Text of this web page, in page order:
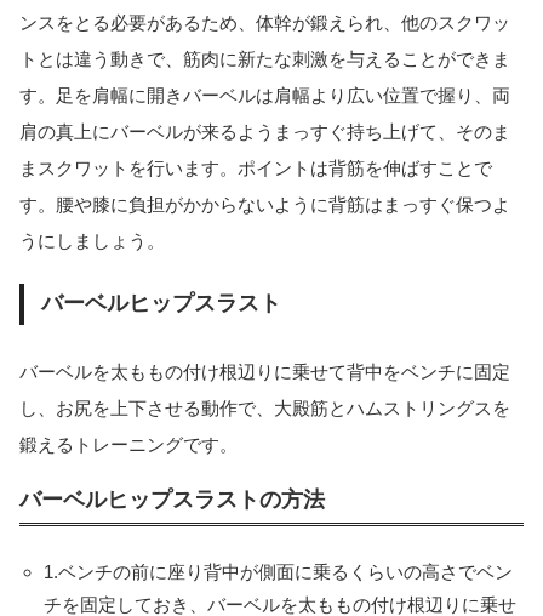
ンスをとる必要があるため、体幹が鍛えられ、他のスクワッ
トとは違う動きで、筋肉に新たな刺激を与えることができま
す。足を肩幅に開きバーベルは肩幅より広い位置で握り、両
肩の真上にバーベルが来るようまっすぐ持ち上げて、そのま
まスクワットを行います。ポイントは背筋を伸ばすことで
す。腰や膝に負担がかからないように背筋はまっすぐ保つよ
うにしましょう。
バーベルヒップスラスト
バーベルを太ももの付け根辺りに乗せて背中をベンチに固定
し、お尻を上下させる動作で、大殿筋とハムストリングスを
鍛えるトレーニングです。
バーベルヒップスラストの方法
1.ベンチの前に座り背中が側面に乗るくらいの高さでベン
チを固定しておき、バーベルを太ももの付け根辺りに乗せ